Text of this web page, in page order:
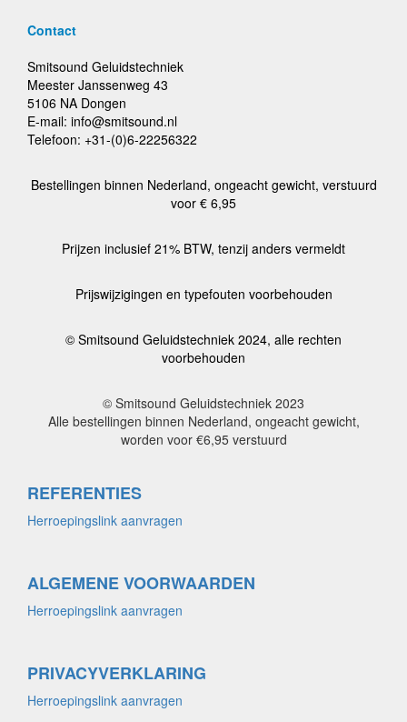
Contact
Smitsound Geluidstechniek
Meester Janssenweg 43
5106 NA Dongen
E-mail: info@smitsound.nl
Telefoon: +31-(0)6-22256322
Bestellingen binnen Nederland, ongeacht gewicht, verstuurd
voor € 6,95
Prijzen inclusief 21% BTW, tenzij anders vermeldt
Prijswijzigingen en typefouten voorbehouden
© Smitsound Geluidstechniek 2024, alle rechten
voorbehouden
© Smitsound Geluidstechniek 2023
Alle bestellingen binnen Nederland, ongeacht gewicht,
worden voor €6,95 verstuurd
REFERENTIES
Herroepingslink aanvragen
ALGEMENE VOORWAARDEN
Herroepingslink aanvragen
PRIVACYVERKLARING
Herroepingslink aanvragen